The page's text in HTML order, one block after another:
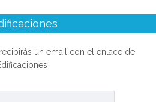
un email con el enlace de